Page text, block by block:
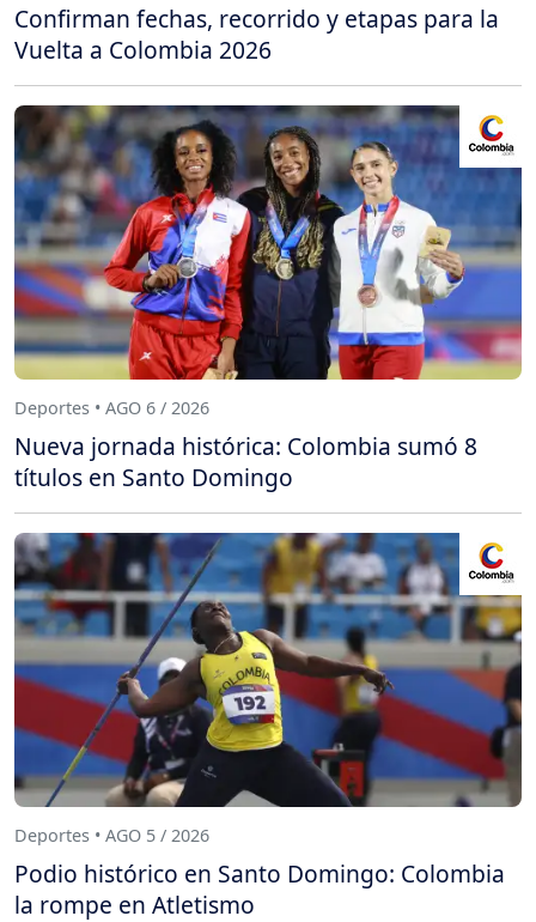
Confirman fechas, recorrido y etapas para la
Vuelta a Colombia 2026
Deportes • AGO 6 / 2026
Nueva jornada histórica: Colombia sumó 8
títulos en Santo Domingo
Deportes • AGO 5 / 2026
Podio histórico en Santo Domingo: Colombia
la rompe en Atletismo